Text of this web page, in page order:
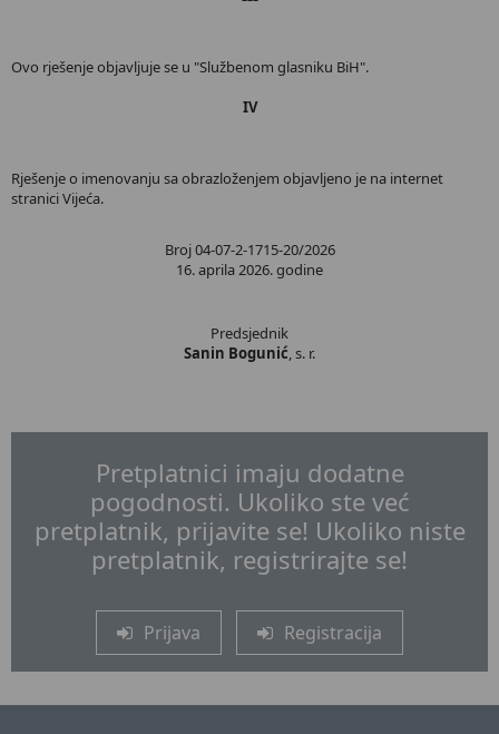
Ovo rješenje objavljuje se u "Službenom glasniku BiH".
IV
Rješenje o imenovanju sa obrazloženjem objavljeno je na internet
stranici Vijeća.
Broj 04-07-2-1715-20/2026
16. aprila 2026. godine
Predsjednik
Sanin Bogunić, s. r.
Pretplatnici imaju dodatne
pogodnosti. Ukoliko ste već
pretplatnik, prijavite se! Ukoliko niste
pretplatnik, registrirajte se!
Prijava Registracija